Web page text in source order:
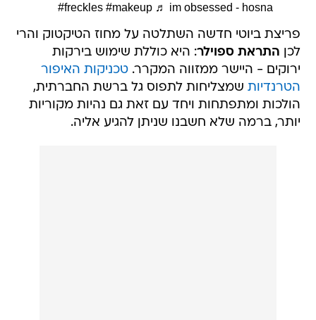
#freckles #makeup ♬ im obsessed - hosna
פריצת ביוטי חדשה השתלטה על מחוז הטיקטוק והרי
לכן התראת ספוילר: היא כוללת שימוש בירקות
ירוקים - היישר ממזווה המקרר.טכניקות האיפור
הטרנדיות שמצליחות לתפוס גל ברשת החברתית,
הולכות ומתפתחות ויחד עם זאת גם נהיות מקוריות
יותר, ברמה שלא חשבנו שניתן להגיע אליה.